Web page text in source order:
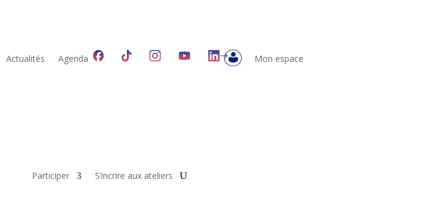
Actualités Agenda Mon espace
Participer S’incrire aux ateliers